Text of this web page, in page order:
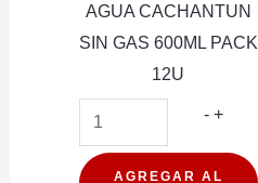
AGUA CACHANTUN
SIN GAS 600ML PACK
12U
- AGUA
SIN
+
AGREGAR AL